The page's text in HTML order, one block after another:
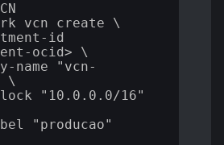
vcn create \
id
ocid> \
name "vcn-
\
"10.0.0.0/16"
"producao"